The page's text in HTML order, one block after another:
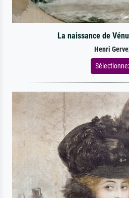
La naissance de
Henri